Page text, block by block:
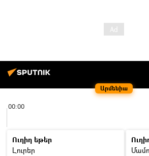
Արմենիա
00:00
Ուղիղ եթեր
Լուրեր